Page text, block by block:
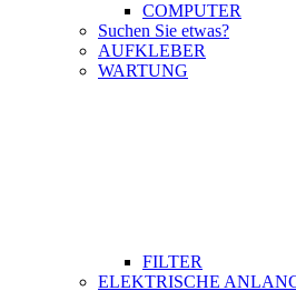
COMPUTER
Suchen Sie etwas?
AUFKLEBER
WARTUNG
FILTER
ELEKTRISCHE